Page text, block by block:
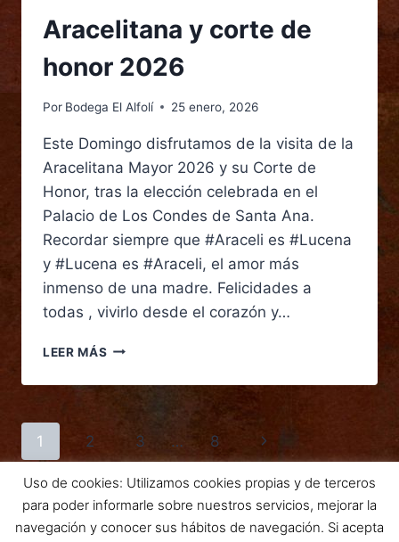
Aracelitana y corte de
honor 2026
Por Bodega El Alfolí 25 enero, 2026
Este Domingo disfrutamos de la visita de la
Aracelitana Mayor 2026 y su Corte de
Honor, tras la elección celebrada en el
Palacio de Los Condes de Santa Ana.
Recordar siempre que #Araceli es #Lucena
y #Lucena es #Araceli, el amor más
inmenso de una madre. Felicidades a
todas , vivirlo desde el corazón y…
LEER MÁS
1 2 3 … 8
Uso de cookies: Utilizamos cookies propias y de terceros
para poder informarle sobre nuestros servicios, mejorar la
navegación y conocer sus hábitos de navegación. Si acepta